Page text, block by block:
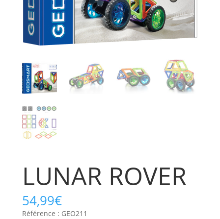
LUNAR ROVER
54,99€
Référence : GEO211